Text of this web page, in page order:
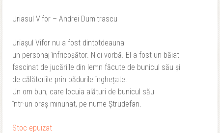
inițial
fost:
38,90 lei.
curent
35,90 lei.
Uriasul Vifor – Andrei Dumitrascu
Uriașul Vifor nu a fost dintotdeauna
un personaj înfricoșător. Nici vorbă. El a fost un băiat
fascinat de jucăriile din lemn făcute de bunicul său și
de călătoriile prin pădurile înghețate.
Un om bun, care locuia alături de bunicul său
într-un oraș minunat, pe nume Ștrudefan.
Stoc epuizat